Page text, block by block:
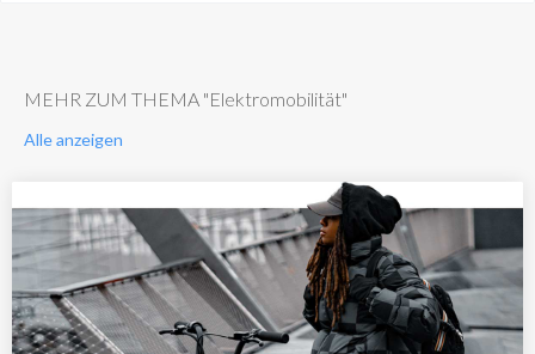
MEHR ZUM THEMA "Elektromobilität"
Alle anzeigen